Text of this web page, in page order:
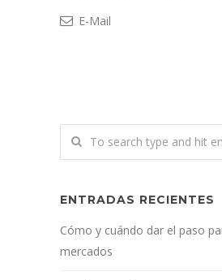
E-Mail
ENTRADAS RECIENTES
Cómo y cuándo dar el paso
mercados